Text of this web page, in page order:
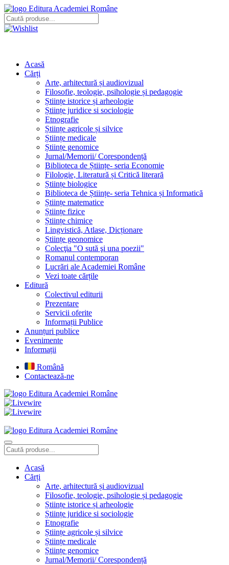
Editura Academiei Române
Acasă
Cărți
Arte, arhitectură și audiovizual
Filosofie, teologie, psihologie și pedagogie
Științe istorice și arheologie
Științe juridice si sociologie
Etnografie
Științe agricole și silvice
Științe medicale
Științe genomice
Jurnal/Memorii/ Corespondență
Biblioteca de Științe- seria Economie
Filologie, Literatură și Critică literară
Științe biologice
Biblioteca de Științe- seria Tehnica și Informatică
Științe matematice
Științe fizice
Științe chimice
Lingvistică, Atlase, Dicționare
Științe geonomice
Colecţia "O sută şi una poezii"
Romanul contemporan
Lucrări ale Academiei Române
Vezi toate cărțile
Editură
Colectivul editurii
Prezentare
Servicii oferite
Informații Publice
Anunțuri publice
Evenimente
Informații
Română
Contactează-ne
Editura Academiei Române
Editura Academiei Române
Acasă
Cărți
Arte, arhitectură și audiovizual
Filosofie, teologie, psihologie și pedagogie
Științe istorice și arheologie
Științe juridice si sociologie
Etnografie
Științe agricole și silvice
Științe medicale
Științe genomice
Jurnal/Memorii/ Corespondență